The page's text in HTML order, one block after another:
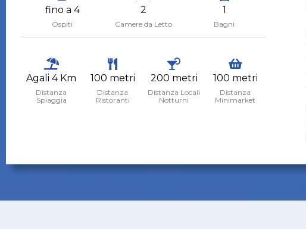
fino a 4
Ospiti
2
Camere da Letto
1
Bagni
Agali 4 Km
Distanza
Spiaggia
100 metri
Distanza
Ristoranti
200 metri
Distanza Locali
Notturni
100 metri
Distanza
Minimarket